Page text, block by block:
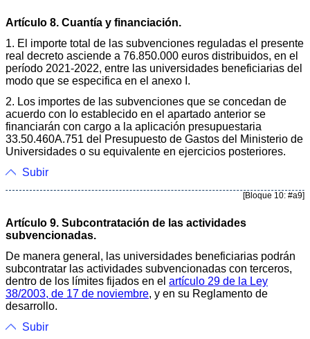
Artículo 8. Cuantía y financiación.
1. El importe total de las subvenciones reguladas el presente
real decreto asciende a 76.850.000 euros distribuidos, en el
período 2021-2022, entre las universidades beneficiarias del
modo que se especifica en el anexo I.
2. Los importes de las subvenciones que se concedan de
acuerdo con lo establecido en el apartado anterior se
financiarán con cargo a la aplicación presupuestaria
33.50.460A.751 del Presupuesto de Gastos del Ministerio de
Universidades o su equivalente en ejercicios posteriores.
Subir
[Bloque 10: #a9]
Artículo 9. Subcontratación de las actividades
subvencionadas.
De manera general, las universidades beneficiarias podrán
subcontratar las actividades subvencionadas con terceros,
dentro de los límites fijados en el artículo 29 de la Ley
38/2003, de 17 de noviembre, y en su Reglamento de
desarrollo.
Subir